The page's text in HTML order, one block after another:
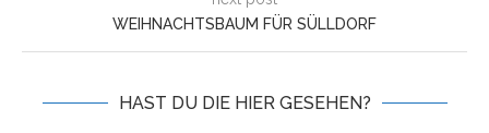
WEIHNACHTSBAUM FÜR SÜLLDORF
HAST DU DIE HIER GESEHEN?